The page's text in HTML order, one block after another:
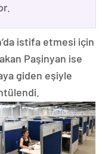
istifa etmesi için
Paşinyan ise
giden eşiyle